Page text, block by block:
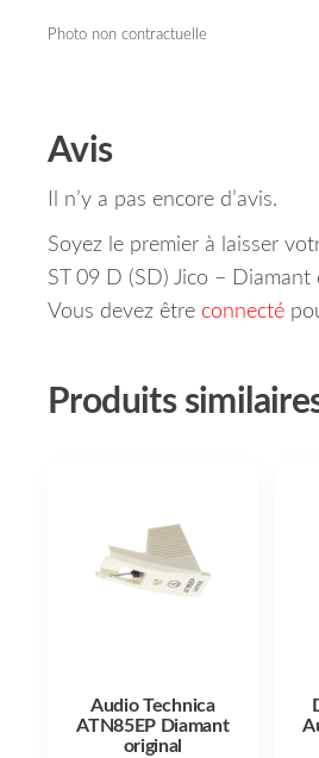
Photo non contractuelle
Avis
Il n’y a pas encore d’avis.
Soyez le premier à laisser
ST 09 D (SD) Jico – Diamant
Vous devez être connecté
Produits
Audio Technica
ATN85EP Diamant
original